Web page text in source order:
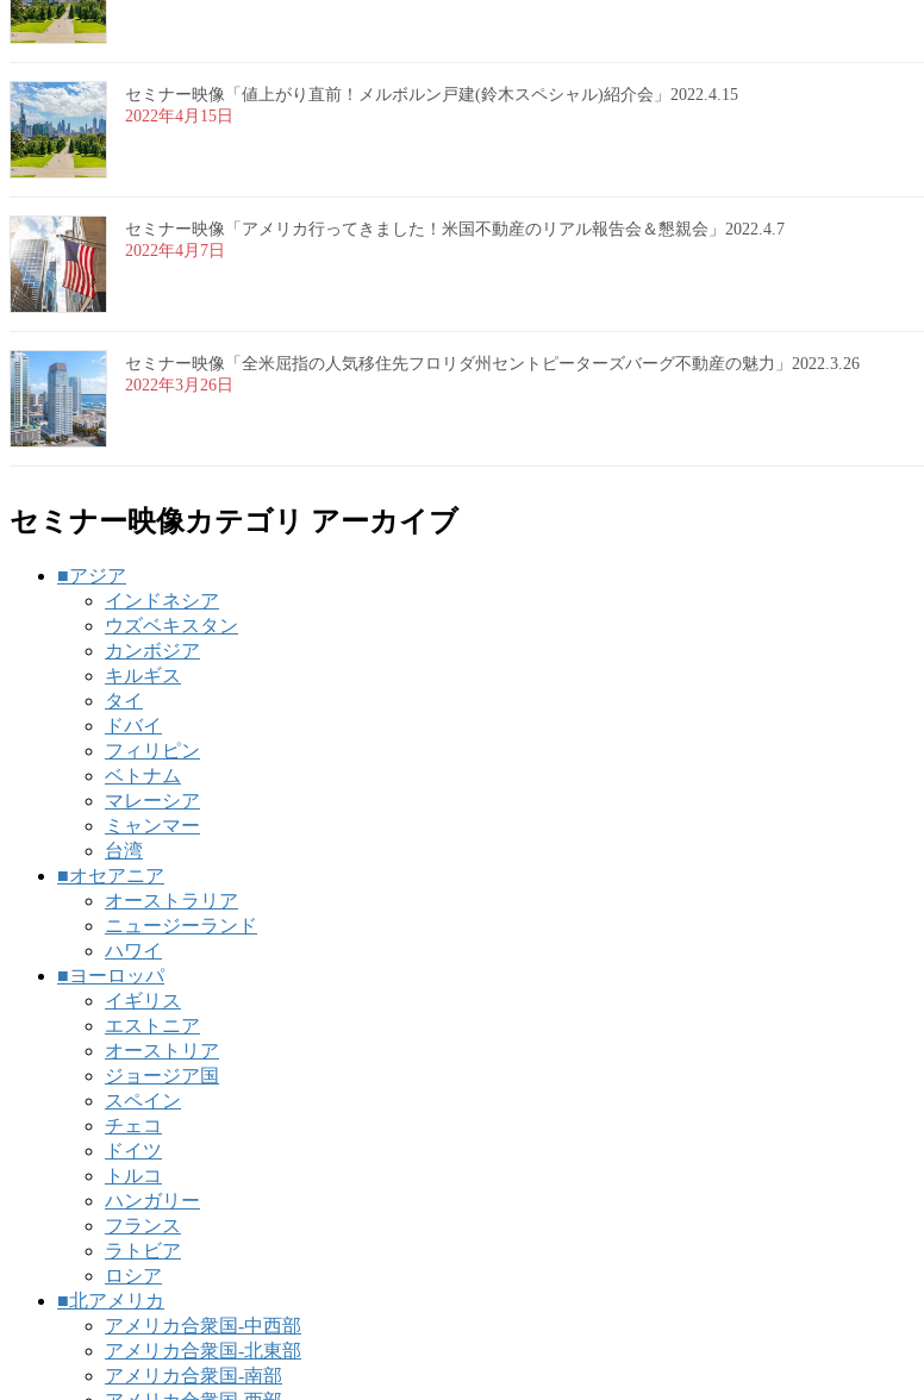
セミナー映像「値上がり直前！メルボルン戸建(鈴木スペシャル)紹介会」2022.4.15
2022年4月15日
セミナー映像「アメリカ行ってきました！米国不動産のリアル報告会＆懇親会」2022.4.7
2022年4月7日
セミナー映像「全米屈指の人気移住先フロリダ州セントピーターズバーグ不動産の魅力」2022.3.26
2022年3月26日
セミナー映像カテゴリ アーカイブ
■アジア
インドネシア
ウズベキスタン
カンボジア
キルギス
タイ
ドバイ
フィリピン
ベトナム
マレーシア
ミャンマー
台湾
■オセアニア
オーストラリア
ニュージーランド
ハワイ
■ヨーロッパ
イギリス
エストニア
オーストリア
ジョージア国
スペイン
チェコ
ドイツ
トルコ
ハンガリー
フランス
ラトビア
ロシア
■北アメリカ
アメリカ合衆国-中西部
アメリカ合衆国-北東部
アメリカ合衆国-南部